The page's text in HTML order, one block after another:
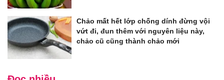
Chảo mất hết lớp chống dính đừng vội
vứt đi, đun thêm với nguyên liệu này,
chảo cũ cũng thành chảo mới